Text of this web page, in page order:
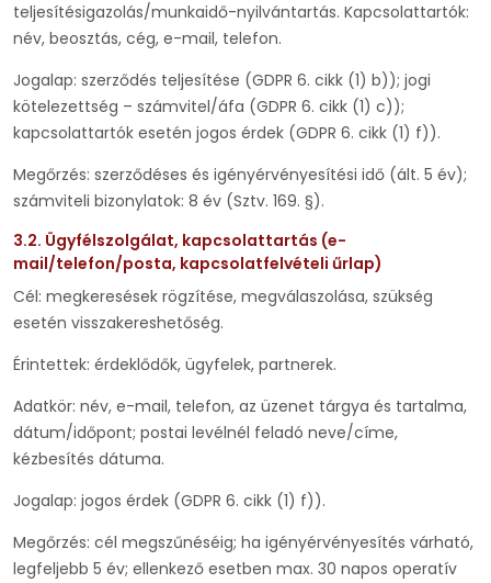
teljesítésigazolás/munkaidő-nyilvántartás. Kapcsolattartók:
név, beosztás, cég, e-mail, telefon.
Jogalap: szerződés teljesítése (GDPR 6. cikk (1) b)); jogi
kötelezettség – számvitel/áfa (GDPR 6. cikk (1) c));
kapcsolattartók esetén jogos érdek (GDPR 6. cikk (1) f)).
Megőrzés: szerződéses és igényérvényesítési idő (ált. 5 év);
számviteli bizonylatok: 8 év (Sztv. 169. §).
3.2. Ügyfélszolgálat, kapcsolattartás (e-
mail/telefon/posta, kapcsolatfelvételi űrlap)
Cél: megkeresések rögzítése, megválaszolása, szükség
esetén visszakereshetőség.
Érintettek: érdeklődők, ügyfelek, partnerek.
Adatkör: név, e-mail, telefon, az üzenet tárgya és tartalma,
dátum/időpont; postai levélnél feladó neve/címe,
kézbesítés dátuma.
Jogalap: jogos érdek (GDPR 6. cikk (1) f)).
Megőrzés: cél megszűnéséig; ha igényérvényesítés várható,
legfeljebb 5 év; ellenkező esetben max. 30 napos operatív